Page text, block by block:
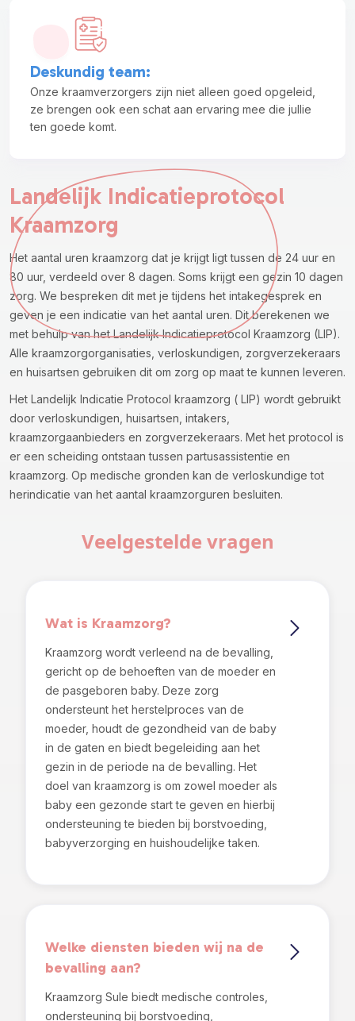
Deskundig team:
Onze kraamverzorgers zijn niet alleen goed opgeleid,
ze brengen ook een schat aan ervaring mee die jullie
ten goede komt.
Landelijk Indicatieprotocol
Kraamzorg
Het aantal uren kraamzorg dat je krijgt ligt tussen de 24 uur en
80 uur, verdeeld over 8 dagen. Soms krijgt een gezin 10 dagen
zorg. We bespreken dit met je tijdens het intakegesprek en
geven je een indicatie van het aantal uren. Dit berekenen we
met behulp van het Landelijk Indicatieprotocol Kraamzorg (LIP).
Alle kraamzorgorganisaties, verloskundigen, zorgverzekeraars
en huisartsen gebruiken dit om zorg op maat te kunnen leveren.
Het Landelijk Indicatie Protocol kraamzorg ( LIP) wordt gebruikt
door verloskundigen, huisartsen, intakers,
kraamzorgaanbieders en zorgverzekeraars. Met het protocol is
er een scheiding ontstaan tussen partusassistentie en
kraamzorg. Op medische gronden kan de verloskundige tot
herindicatie van het aantal kraamzorguren besluiten.
Veelgestelde vragen
Wat is Kraamzorg?
Kraamzorg wordt verleend na de bevalling,
gericht op de behoeften van de moeder en
de pasgeboren baby. Deze zorg
ondersteunt het herstelproces van de
moeder, houdt de gezondheid van de baby
in de gaten en biedt begeleiding aan het
gezin in de periode na de bevalling. Het
doel van kraamzorg is om zowel moeder als
baby een gezonde start te geven en hierbij
ondersteuning te bieden bij borstvoeding,
babyverzorging en huishoudelijke taken.
Welke diensten bieden wij na de
bevalling aan?
Kraamzorg Sule biedt medische controles,
ondersteuning bij borstvoeding,